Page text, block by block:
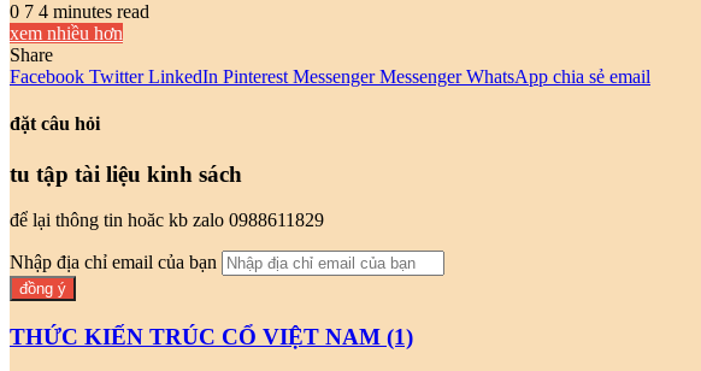
0 7 4 minutes read
xem nhiều hơn
Share
Facebook Twitter LinkedIn Pinterest Messenger Messenger WhatsApp chia sẻ email
đặt câu hỏi
tu tập tài liệu kinh sách
để lại thông tin hoăc kb zalo 0988611829
Nhập địa chỉ email của bạn
THỨC KIẾN TRÚC CỔ VIỆT NAM (1)